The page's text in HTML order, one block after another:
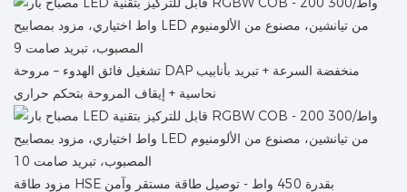
تشغيل فائق الهدوء – مروحة DAP منخفضة السرعة + تبريد بأنابيب
نحاسية + إيقاف المروحة بتحكم حراري
مزود طاقة HSE بقدرة 450 واط - توصيل طاقة مستقر وآمن